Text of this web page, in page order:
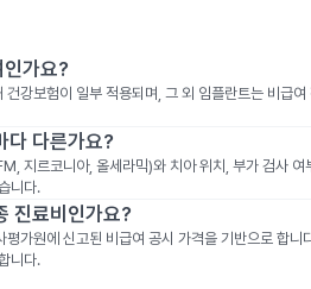
가요?
강보험이 일부 적용되며, 그 외 임플란트는 비급
다 다른가요?
지르코니아, 올세라믹)와 치아 위치, 부가 검사
니다.
진료비인가요?
평가원에 신고된 비급여 공시 가격을 기반으로 합
니다.